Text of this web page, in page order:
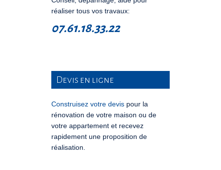
réaliser tous vos travaux:
07.61.18.33.22
Devis en ligne
Construisez votre devis pour la
rénovation de votre maison ou de
votre appartement et recevez
rapidement une proposition de
réalisation.